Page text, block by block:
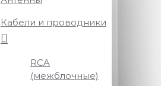
Кабели и проводники
RCA
(межблочные)